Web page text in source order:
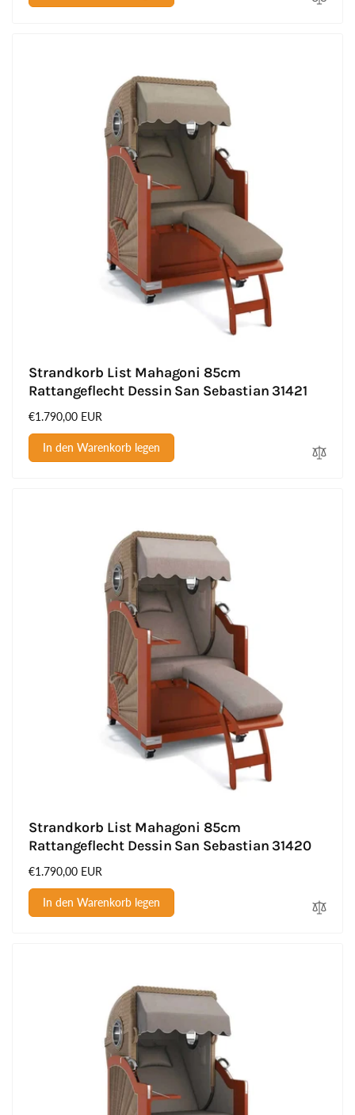
Strandkorb List Mahagoni 85cm
Rattangeflecht Dessin San Sebastian 31421
Normaler
Preis
€1.790,00 EUR
In den Warenkorb legen
Strandkorb List Mahagoni 85cm
Rattangeflecht Dessin San Sebastian 31420
Normaler
Preis
€1.790,00 EUR
In den Warenkorb legen